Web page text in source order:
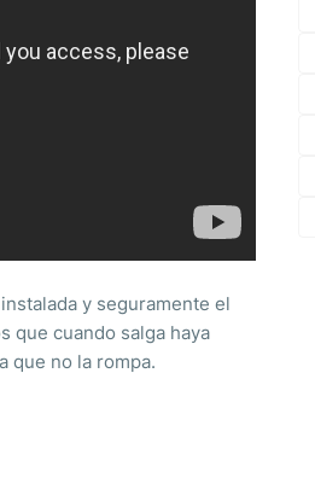
y seguramente el
que cuando salga haya
que no la rompa.